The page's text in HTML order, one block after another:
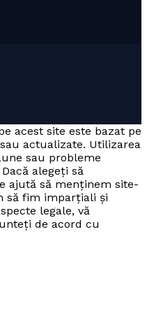
acest site este bazat pe
actualizate. Utilizarea
sau probleme
alegeți să
ajută să menținem site-
să fim imparțiali și
legale, vă
de acord cu